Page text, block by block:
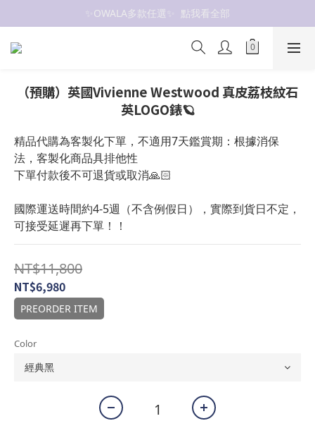
抗UV 50+防曬外套 $299🧊🧊
✨OWALA多款任選✨  點我看全部
抗UV 50+防曬外套 $299🧊🧊
（預購）英國Vivienne Westwood 真皮荔枝紋石
英LOGO錶🪐
精品代購為客製化下單，不適用7天鑑賞期：根據消保
法，客製化商品具排他性
下單付款後不可退貨或取消🙏🏻
國際運送時間約4-5週（不含例假日），實際到貨日不定，
可接受延遲再下單！！
NT$11,800
NT$6,980
PREORDER ITEM
Color